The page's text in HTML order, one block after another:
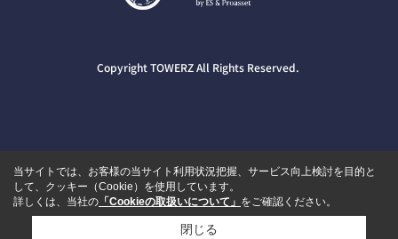
Copyright TOWERZ All Rights Reserved.
当サイトでは、お客様の当サイト利用状況把握、サービス向上検討を目的と
して、クッキー（Cookie）を使用しています。
詳しくは、当社の 「Cookieの取扱いについて」 をご確認ください。
閉じる